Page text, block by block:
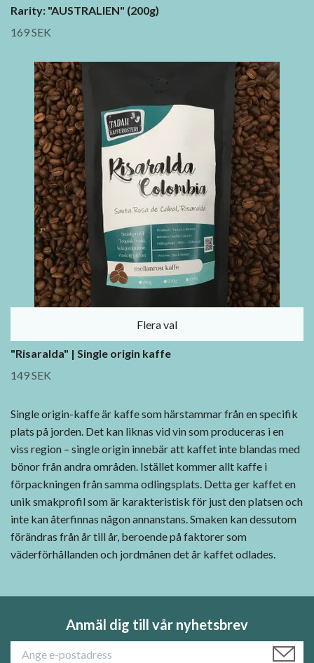
Rarity: "AUSTRALIEN" (200g)
169 SEK
Flera val
"Risaralda" | Single origin kaffe
149 SEK
Single origin-kaffe är kaffe som härstammar från en specifik
plats på jorden. Det kan liknas vid vin som produceras i en
viss region – single origin innebär att kaffet inte blandas med
bönor från andra områden. Istället kommer allt kaffe i
förpackningen från samma odlingsplats. Detta ger kaffet en
unik smakprofil som är karakteristisk för just den platsen och
inte kan återfinnas någon annanstans. Smaken kan dessutom
förändras från år till år, beroende på faktorer som
väderförhållanden och jordmånen det år kaffet odlades.
Anmäl dig till vår nyhetsbrev